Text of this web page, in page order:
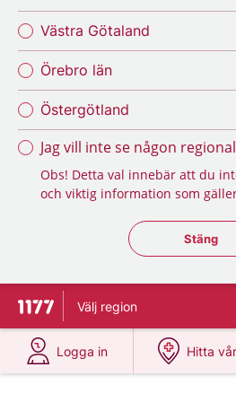
Västra Götaland
Örebro län
Östergötland
Jag vill inte se någon
Obs! Detta val innebär att du
och viktig information som
Stäng
Stäng
Till startsidan för 1177
Välj region
Logga in
på 1177.se
Hitta
på